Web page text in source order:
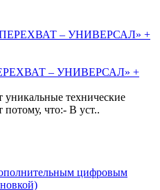
– УНИВЕРСАЛ» +
уникальные технические
потому, что:- В уст..